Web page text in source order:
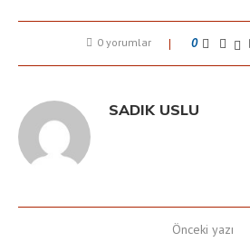
0 yorumlar 0
SADIK USLU
Önceki yazı